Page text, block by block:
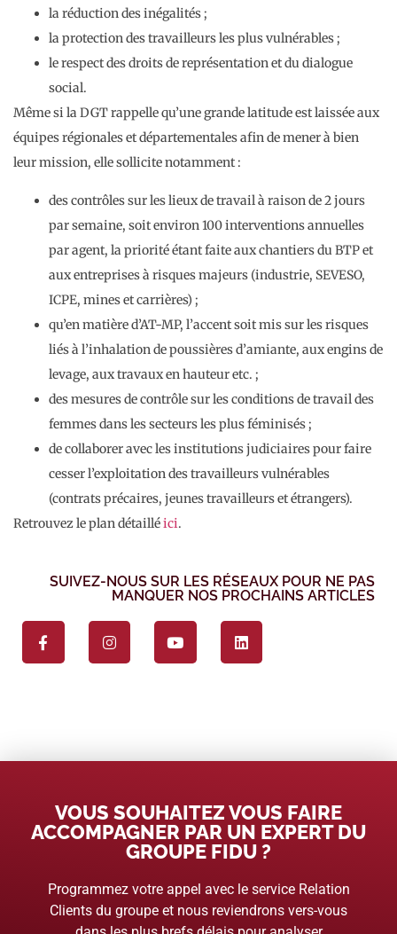
la réduction des inégalités ;
la protection des travailleurs les plus vulnérables ;
le respect des droits de représentation et du dialogue
social.
Même si la DGT rappelle qu’une grande latitude est laissée aux
équipes régionales et départementales afin de mener à bien
leur mission, elle sollicite notamment :
des contrôles sur les lieux de travail à raison de 2 jours
par semaine, soit environ 100 interventions annuelles
par agent, la priorité étant faite aux chantiers du BTP et
aux entreprises à risques majeurs (industrie, SEVESO,
ICPE, mines et carrières) ;
qu’en matière d’AT-MP, l’accent soit mis sur les risques
liés à l’inhalation de poussières d’amiante, aux engins de
levage, aux travaux en hauteur etc. ;
des mesures de contrôle sur les conditions de travail des
femmes dans les secteurs les plus féminisés ;
de collaborer avec les institutions judiciaires pour faire
cesser l’exploitation des travailleurs vulnérables
(contrats précaires, jeunes travailleurs et étrangers).
Retrouvez le plan détailléici.
SUIVEZ-NOUS SUR LES RÉSEAUX POUR NE PAS
MANQUER NOS PROCHAINS ARTICLES
VOUS SOUHAITEZ VOUS FAIRE
ACCOMPAGNER PAR UN EXPERT DU
GROUPE FIDU ?
Programmez votre appel avec le service Relation
Clients du groupe et nous reviendrons vers-vous